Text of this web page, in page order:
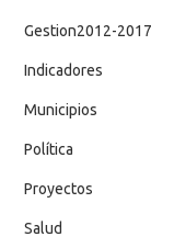
Gestion2012-2017
Indicadores
Municipios
Política
Proyectos
Salud